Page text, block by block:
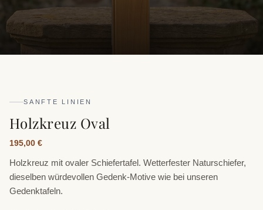
SANFTE LINIEN
Holzkreuz Oval
195,00 €
Holzkreuz mit ovaler Schiefertafel. Wetterfester Naturschiefer,
dieselben würdevollen Gedenk-Motive wie bei unseren
Gedenktafeln.